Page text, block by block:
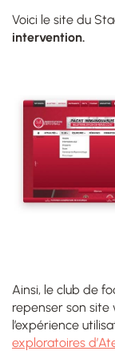
Voici le site du
intervention.
Ainsi, le club de
repenser son
l’expérience
exploratoires